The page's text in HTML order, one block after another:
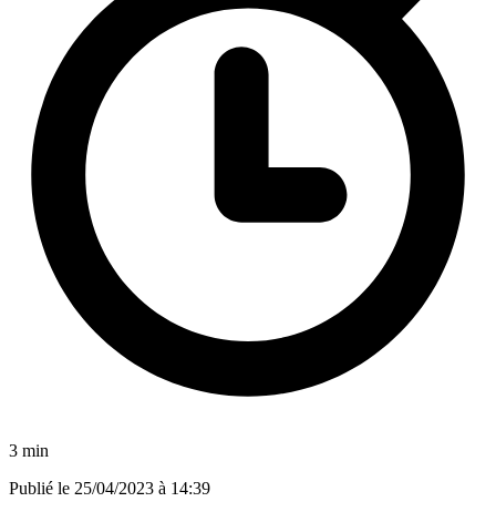
3 min
Publié le 25/04/2023 à 14:39